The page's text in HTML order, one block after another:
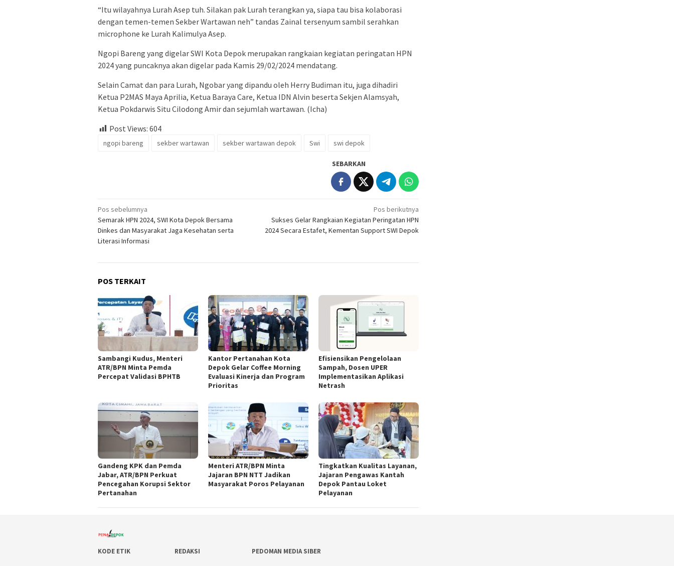
“Itu wilayahnya Lurah Asep tuh. Silakan pak Lurah terangkan ya, siapa tau bisa kolaborasi
dengan temen-temen Sekber Wartawan neh” tandas Zainal tersenyum sambil serahkan
microphone ke Lurah Kalimulya Asep.
Ngopi Bareng yang digelar SWI Kota Depok merupakan rangkaian kegiatan peringatan HPN
2024 yang puncaknya akan digelar pada Kamis 29/02/2024 mendatang.
Selain Camat dan para Lurah, Ngobar yang dipandu oleh Herry Budiman itu, juga dihadiri
Ketua P2MAS Maya Aprilia, Ketua Baraya Care, Ketua IDN Alvin beserta Sekjen Alamsyah,
Ketua Pokdarwis Situ Cilodong Amir dan sejumlah wartawan. (Icha)
Post Views: 604
ngopi bareng sekber wartawan sekber wartawan depok Swi swi depok
SEBARKAN
Navigasi
pos
Pos sebelumnya
Semarak HPN 2024, SWI Kota Depok Bersama
Dinkes dan Masyarakat Jaga Kesehatan serta
Literasi Informasi
Pos berikutnya
Sukses Gelar Rangkaian Kegiatan Peringatan HPN
2024 Secara Estafet, Kementan Support SWI Depok
POS TERKAIT
Sambangi Kudus, Menteri
ATR/BPN Minta Pemda
Percepat Validasi BPHTB
Kantor Pertanahan Kota
Depok Gelar Coffee Morning
Evaluasi Kinerja dan Program
Prioritas
Efisiensikan Pengelolaan
Sampah, Dosen UPER
Implementasikan Aplikasi
Netrash
Gandeng KPK dan Pemda
Jabar, ATR/BPN Perkuat
Pencegahan Korupsi Sektor
Pertanahan
Menteri ATR/BPN Minta
Jajaran BPN NTT Jadikan
Masyarakat Poros Pelayanan
Tingkatkan Kualitas Layanan,
Jajaran Pengawas Kantah
Depok Pantau Loket
Pelayanan
KODE ETIK REDAKSI PEDOMAN MEDIA SIBER